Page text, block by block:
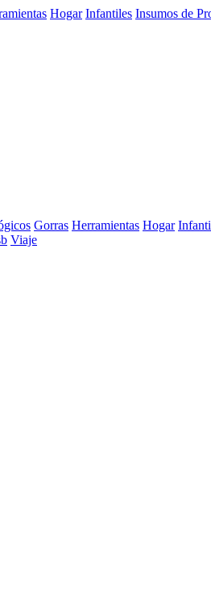
Hogar Infantiles Insumos de
Gorras Herramientas Hogar
Viaje